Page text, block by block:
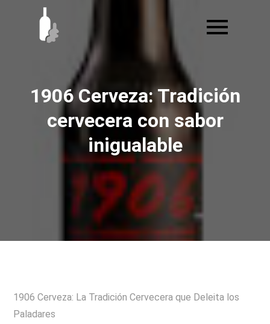
contenido
1906 Cerveza: Tradición
cervecera con sabor
inigualable
1906 Cerveza: La Tradición Cervecera que Deleita los
Paladares